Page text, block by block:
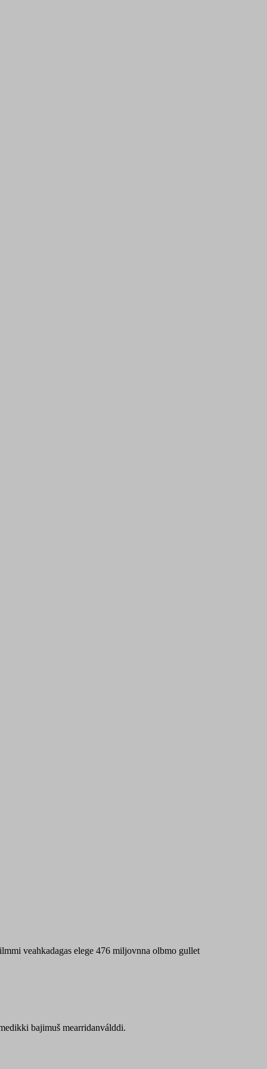
veahkadagas elege 476 miljovnna olbmo gullet
bajimuš mearridanválddi.